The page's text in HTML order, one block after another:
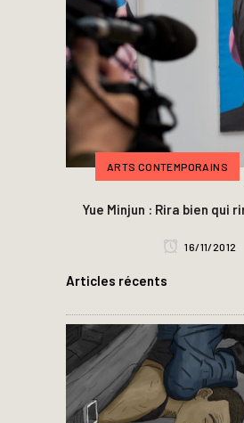
ARTS CONTEMPORAINS
Yue Minjun : Rira bien qui
16/11/2012
Articles récents